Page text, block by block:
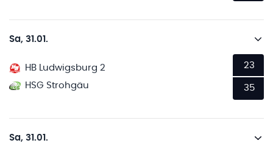
Sa, 31.01.
HB Ludwigsburg 2
HSG Strohgäu
23
35
Sa, 31.01.